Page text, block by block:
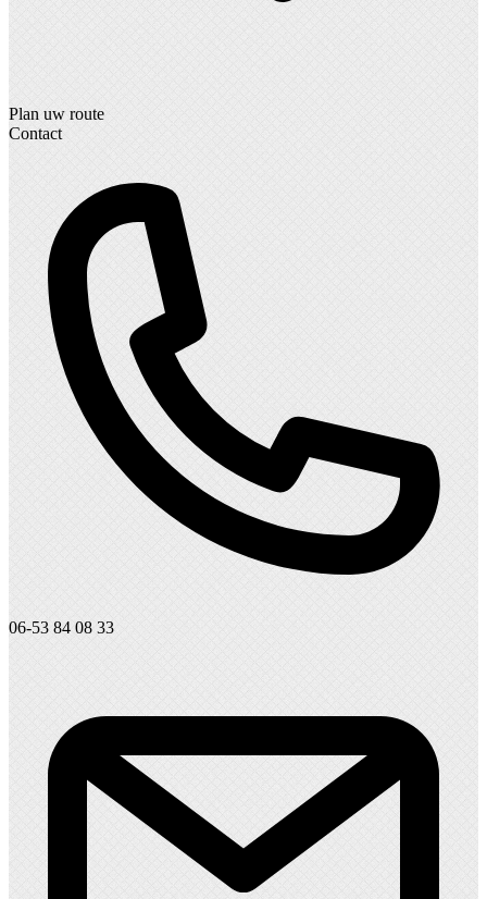
Plan uw route
Contact
06-53 84 08 33